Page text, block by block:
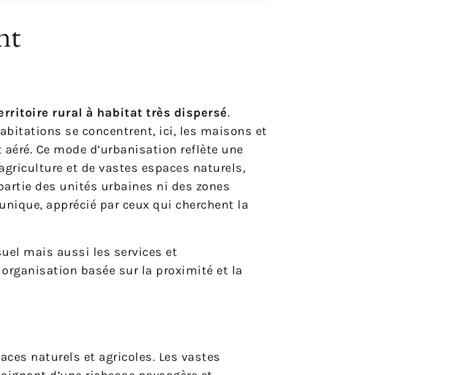
rural à habitat très dispersé.
se concentrent, ici, les maisons et
Ce mode d’urbanisation reflète une
et de vastes espaces naturels,
des unités urbaines ni des zones
apprécié par ceux qui cherchent la
mais aussi les services et
basée sur la proximité et la
naturels et agricoles. Les vastes